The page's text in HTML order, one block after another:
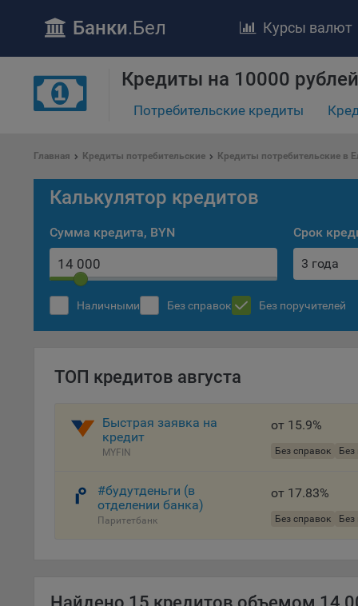
Банки.Бел Курсы валют
Кредиты на 10000
Потребительские кредиты
Главная Кредиты потребительские Кредиты потребительские в
Калькулятор кредитов
Сумма кредита, BYN Срок
3 года
Наличными Без справок Без поручителей
ТОП кредитов августа
Быстрая заявка на
кредит
MYFIN
от 15.9%
Без справок Без
#будутденьги (в
отделении банка)
Паритетбанк
от 17.83%
Без справок Без